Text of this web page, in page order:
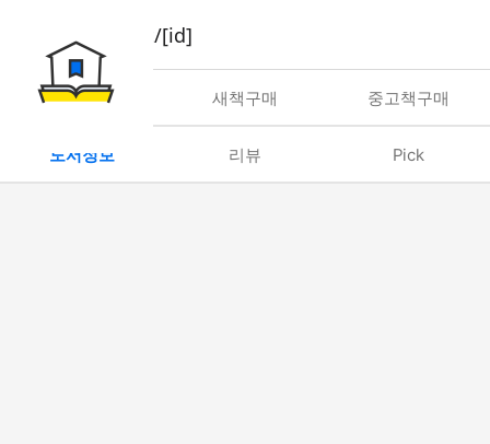
book/rent/[id]
대여 새책구매 중고책구매
도서정보 리뷰 Pick